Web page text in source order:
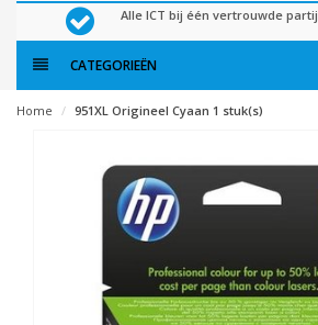
Alle ICT bij één vertrouwde partij
CATEGORIEËN
Home 951XL Origineel Cyaan 1 stuk(s)